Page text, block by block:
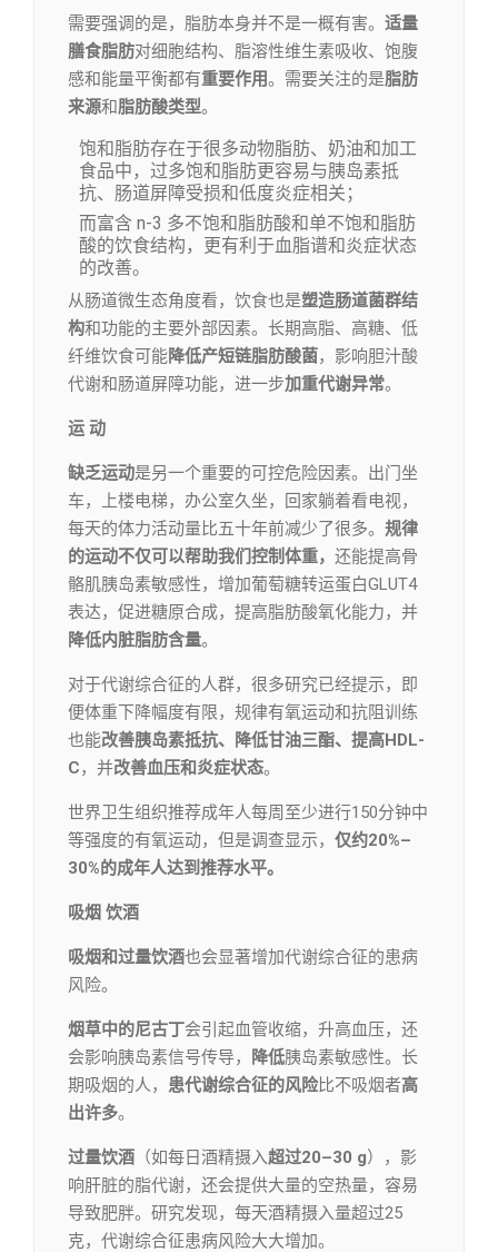
需要强调的是，脂肪本身并不是一概有害。 适量
膳食脂肪对细胞结构、脂溶性维生素吸收、饱腹
感和能量平衡都有重要作用。需要关注的是脂肪
来源和脂肪酸类型。
饱和脂肪存在于很多动物脂肪、奶油和加工
食品中，过多饱和脂肪更容易与胰岛素抵
抗、肠道屏障受损和低度炎症相关；
而富含 n-3 多不饱和脂肪酸和单不饱和脂肪
酸的饮食结构，更有利于血脂谱和炎症状态
的改善。
从肠道微生态角度看，饮食也是塑造肠道菌群结
构和功能的主要外部因素。长期高脂、高糖、低
纤维饮食可能降低产短链脂肪酸菌，影响胆汁酸
代谢和肠道屏障功能，进一步加重代谢异常。
运 动
缺乏运动是另一个重要的可控危险因素。出门坐
车，上楼电梯，办公室久坐，回家躺着看电视，
每天的体力活动量比五十年前减少了很多。 规律
的运动不仅可以帮助我们控制体重， 还能提高骨
骼肌胰岛素敏感性，增加葡萄糖转运蛋白GLUT4
表达，促进糖原合成，提高脂肪酸氧化能力，并
降低内脏脂肪含量。
对于代谢综合征的人群，很多研究已经提示，即
便体重下降幅度有限，规律有氧运动和抗阻训练
也能改善胰岛素抵抗、降低甘油三酯、提高HDL-
C，并改善血压和炎症状态。
世界卫生组织推荐成年人每周至少进行150分钟中
等强度的有氧运动，但是调查显示， 仅约20%–
30%的成年人达到推荐水平。
吸烟 饮酒
吸烟和过量饮酒也会显著增加代谢综合征的患病
风险。
烟草中的尼古丁会引起血管收缩，升高血压，还
会影响胰岛素信号传导，
降低胰岛素敏感性。长
期吸烟的人， 患代谢综合征的风险比不吸烟者高
出许多。
过量饮酒 （如每日酒精摄入超过20–30 g），影
响肝脏的脂代谢，还会提供大量的空热量，容易
导致肥胖。研究发现，每天酒精摄入量超过25
克，代谢综合征患病风险大大增加。